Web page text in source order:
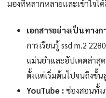
มองที่หลากหลายและเข้าใจไ
เอกสารอย่างเป็นทางก
การเรียนรู้ ssd m.2
แม่นยำและอัปเดตล่าสุ
ตั้งแต่เริ่มต้นไปจนถึงขั้น
YouTube : ช่องสอนทั้ง